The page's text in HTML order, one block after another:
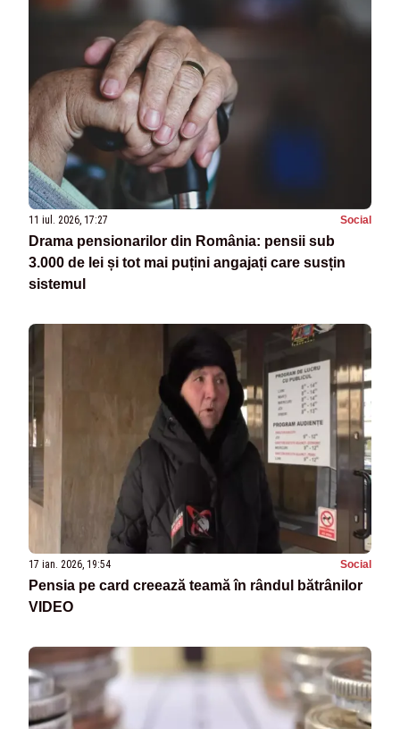
11 iul. 2026, 17:27 Social
Drama pensionarilor din România: pensii sub
3.000 de lei și tot mai puțini angajați care susțin
sistemul
17 ian. 2026, 19:54 Social
Pensia pe card creează teamă în rândul bătrânilor
VIDEO